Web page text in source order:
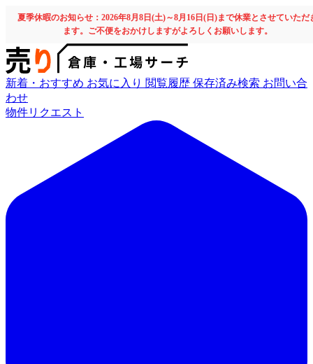
夏季休暇のお知らせ：2026年8月8日(土)～8月16日(日)まで休業とさせていただ
ます。ご不便をおかけしますがよろしくお願いします。
新着・おすすめ お気に入り 閲覧履歴 保存済み検索 お問い合
わせ
物件リクエスト